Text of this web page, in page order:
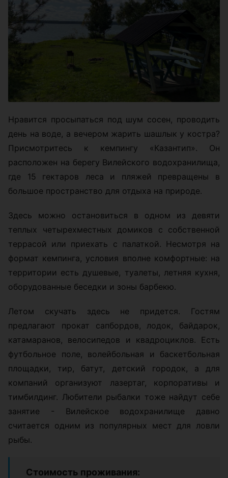
Нравится просыпаться под шум сосен, проводить
день на воде, а вечером жарить шашлык у костра?
Присмотритесь к кемпингу «Казантип». Он
расположен на берегу Вилейского водохранилища,
где 15 гектаров леса и пляжей превращены в
большое пространство для отдыха на природе.
Здесь можно остановиться в одном из девяти
теплых четырехместных домиков с собственной
террасой или приехать с палаткой. Несмотря на
формат кемпинга, условия вполне комфортные: на
территории есть душевые, туалеты, летняя кухня,
оборудованные беседки и зоны барбекю.
Летом скучать здесь не придется. Гостям
предлагают прокат сапбордов, лодок, байдарок,
катамаранов, велосипедов и квадроциклов. Есть
футбольное поле, волейбольная и баскетбольная
площадки, тир, батут, детский городок, а для
компаний организуют лазертаг, корпоративы и
тимбилдинг. Любители рыбалки тоже найдут себе
занятие - Вилейское водохранилище давно
считается одним из популярных мест для ловли
рыбы.
Стоимость проживания: